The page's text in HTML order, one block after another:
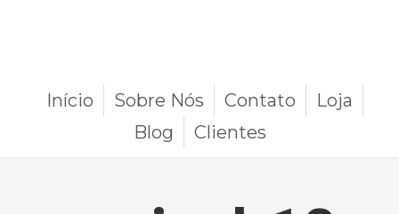
Início Sobre Nós Contato
Loja
Blog
Clientes